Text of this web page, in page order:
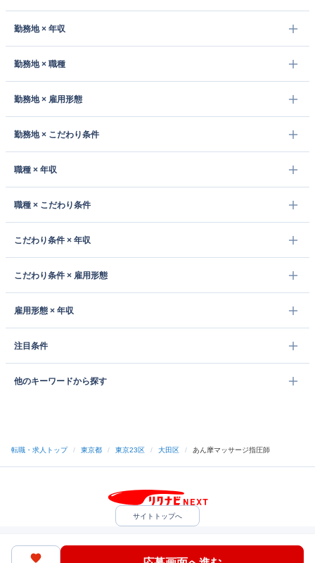
勤務地 × 年収
勤務地 × 職種
勤務地 × 雇用形態
勤務地 × こだわり条件
職種 × 年収
職種 × こだわり条件
こだわり条件 × 年収
こだわり条件 × 雇用形態
雇用形態 × 年収
注目条件
他のキーワードから探す
転職・求人トップ / 東京都 / 東京23区 / 大田区 / あん摩マッサージ指圧師
サイトトップへ
中途採用をご検討の企業様
ヘルプ・お問い合わせ